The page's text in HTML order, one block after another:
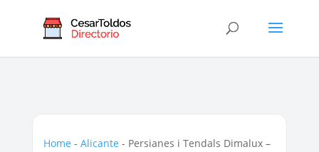
Home - Alicante - Persianes i Tendals Dimalux –